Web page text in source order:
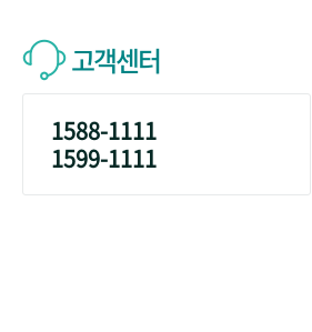
고객센터
1588-1111
1599-1111